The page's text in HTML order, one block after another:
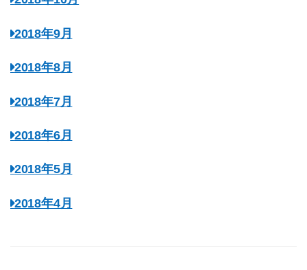
2018年9月
2018年8月
2018年7月
2018年6月
2018年5月
2018年4月